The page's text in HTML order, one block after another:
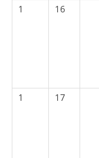
1
16
1
17